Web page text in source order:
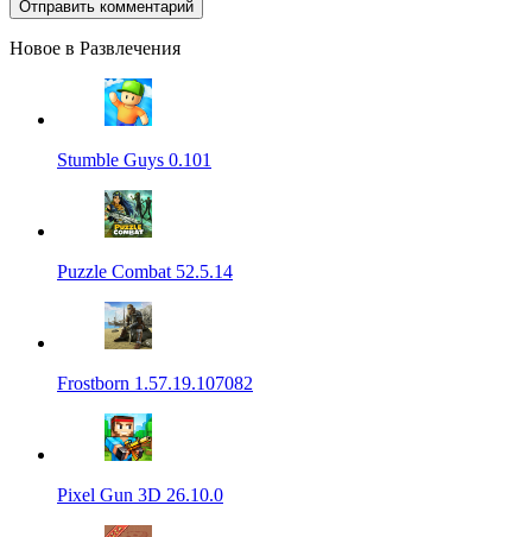
Новое в Развлечения
Stumble Guys 0.101
Puzzle Combat 52.5.14
Frostborn 1.57.19.107082
Pixel Gun 3D 26.10.0